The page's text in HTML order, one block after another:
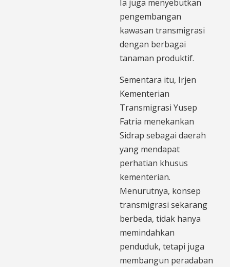
Ia juga menyebutkan
pengembangan
kawasan transmigrasi
dengan berbagai
tanaman produktif.
Sementara itu, Irjen
Kementerian
Transmigrasi Yusep
Fatria menekankan
Sidrap sebagai daerah
yang mendapat
perhatian khusus
kementerian.
Menurutnya, konsep
transmigrasi sekarang
berbeda, tidak hanya
memindahkan
penduduk, tetapi juga
membangun peradaban